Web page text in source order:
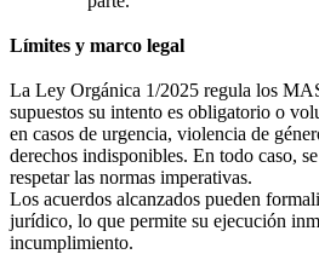
Límites y marco legal
La Ley Orgánica 1/2025 regula los
supuestos su intento es obligatorio o
en casos de urgencia, violencia de
derechos indisponibles. En todo caso,
respetar las normas imperativas.
Los acuerdos alcanzados pueden
jurídico, lo que permite su ejecución
incumplimiento.